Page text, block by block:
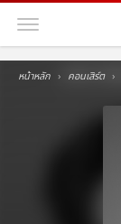
หน้าหลัก คอนเสิร์ต